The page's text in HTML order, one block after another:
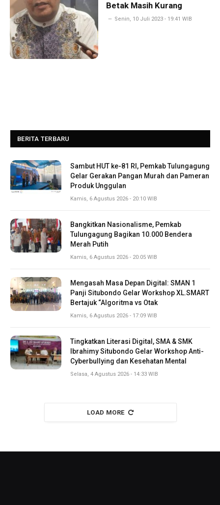
Betak Masih Kurang
Senin, 10 Juli 2023 - 19:41 WIB
BERITA TERBARU
Sambut HUT ke-81 RI, Pemkab Tulungagung
Gelar Gerakan Pangan Murah dan Pameran
Produk Unggulan
Kamis, 6 Agustus 2026 - 20:10 WIB
Bangkitkan Nasionalisme, Pemkab
Tulungagung Bagikan 10.000 Bendera
Merah Putih
Kamis, 6 Agustus 2026 - 20:05 WIB
Mengasah Masa Depan Digital: SMAN 1
Panji Situbondo Gelar Workshop XL.SMART
Bertajuk “Algoritma vs Otak
Kamis, 6 Agustus 2026 - 17:09 WIB
Tingkatkan Literasi Digital, SMA & SMK
Ibrahimy Situbondo Gelar Workshop Anti-
Cyberbullying dan Kesehatan Mental
Selasa, 4 Agustus 2026 - 14:33 WIB
LOAD MORE